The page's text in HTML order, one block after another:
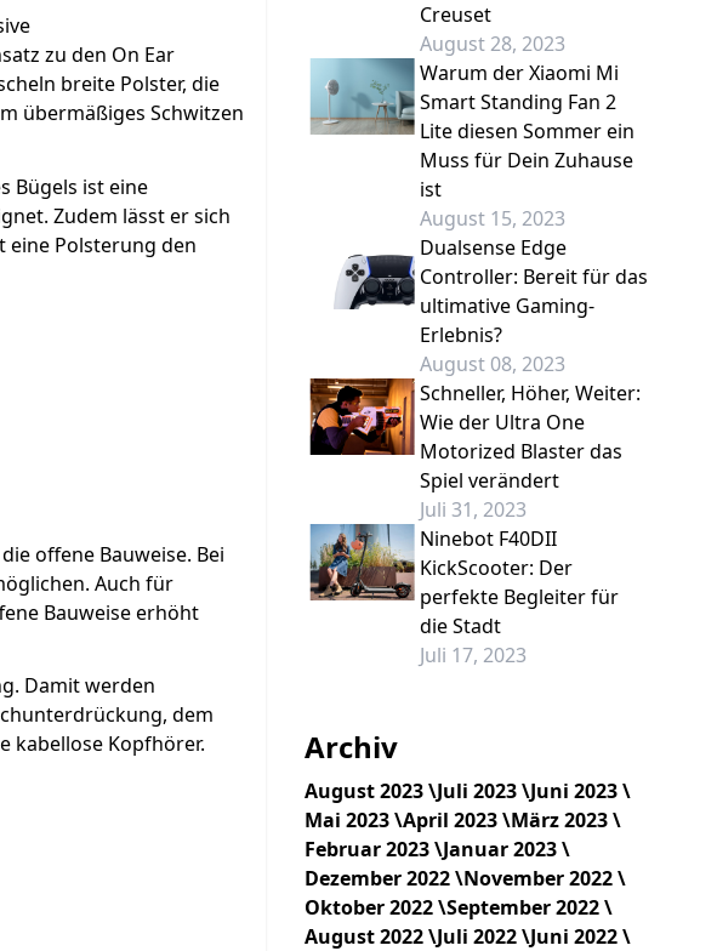
zu den On Ear
breite Polster, die
übermäßiges Schwitzen
Bügels ist eine
Zudem lässt er sich
eine Polsterung den
offene Bauweise. Bei
Auch für
Bauweise erhöht
Damit werden
dem
kabellose Kopfhörer.
Creuset
August 28, 2023
Warum der Xiaomi Mi
Smart Standing Fan 2
Lite diesen Sommer ein
Muss für Dein Zuhause
ist
August 15, 2023
Dualsense Edge
Controller: Bereit für das
ultimative Gaming-
Erlebnis?
August 08, 2023
Schneller, Höher, Weiter:
Wie der Ultra One
Motorized Blaster das
Spiel verändert
Juli 31, 2023
Ninebot F40DII
KickScooter: Der
perfekte Begleiter für
die Stadt
Juli 17, 2023
Archiv
August 2023 \Juli 2023 \Juni 2023 \
Mai 2023 \April 2023 \März 2023 \
Februar 2023 \Januar 2023 \
Dezember 2022 \November 2022 \
Oktober 2022 \September 2022 \
August 2022 \Juli 2022 \Juni 2022 \